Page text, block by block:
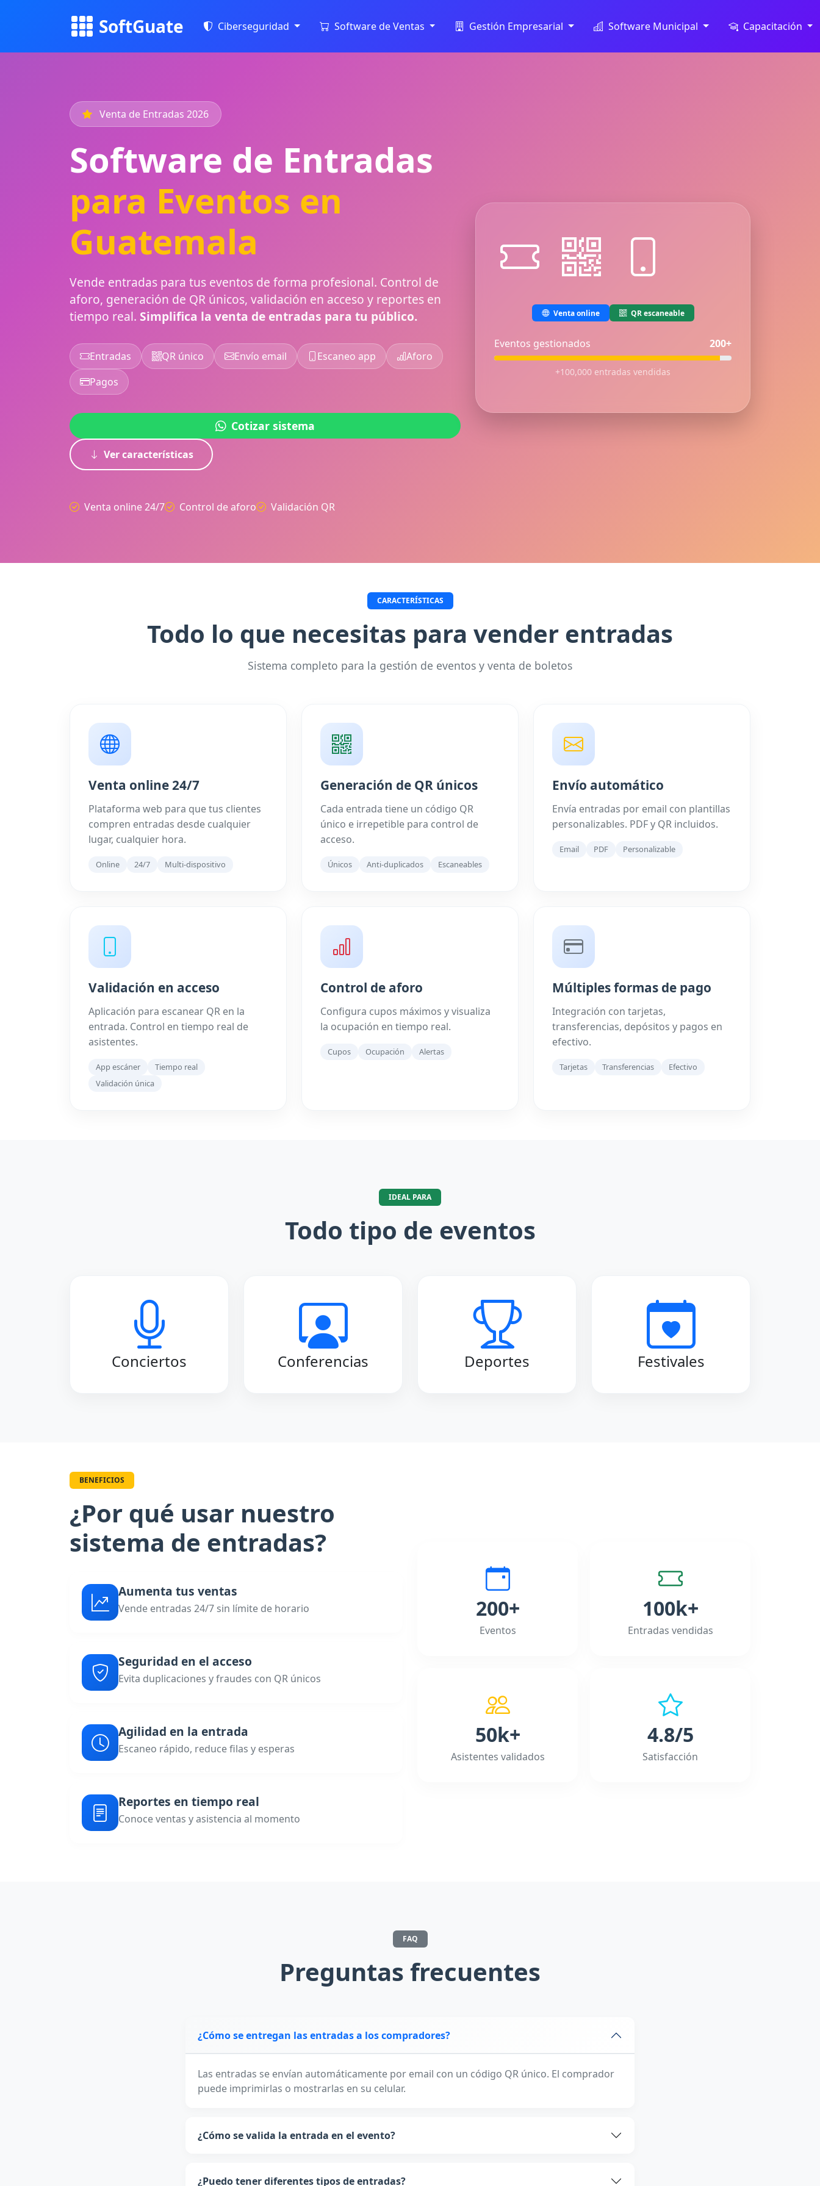
SoftGuate Ciberseguridad Software de Ventas Gestión Empresarial Software Municipal Capacitación
Venta de Entradas 2026
Software de Entradas
para Eventos en
Guatemala
Vende entradas para tus eventos de forma profesional. Control de
aforo, generación de QR únicos, validación en acceso y reportes en
tiempo real. Simplifica la venta de entradas para tu público.
Entradas QR único Envío email Escaneo app
Aforo
Pagos
Cotizar sistema
Ver características
Venta online 24/7 Control de aforo Validación QR
Venta online QR escaneable
Eventos gestionados 200+
+100,000 entradas vendidas
CARACTERÍSTICAS
Todo lo que necesitas para vender entradas
Sistema completo para la gestión de eventos y venta de boletos
Venta online 24/7
Plataforma web para que tus clientes
compren entradas desde cualquier
lugar, cualquier hora.
Online 24/7 Multi-dispositivo
Generación de QR únicos
Cada entrada tiene un código QR
único e irrepetible para control de
acceso.
Únicos Anti-duplicados Escaneables
Envío automático
Envía entradas por email con plantillas
personalizables. PDF y QR incluidos.
Email PDF Personalizable
Validación en acceso
Aplicación para escanear QR en la
entrada. Control en tiempo real de
asistentes.
App escáner
Tiempo real
Validación única
Control de aforo
Configura cupos máximos y visualiza
la ocupación en tiempo real.
Cupos Ocupación Alertas
Múltiples formas de pago
Integración con tarjetas,
transferencias, depósitos y pagos en
efectivo.
Tarjetas Transferencias Efectivo
IDEAL PARA
Todo tipo de eventos
Conciertos Conferencias Deportes Festivales
BENEFICIOS
¿Por qué usar nuestro
sistema de entradas?
Aumenta tus ventas
Vende entradas 24/7 sin límite de horario
Seguridad en el acceso
Evita duplicaciones y fraudes con QR únicos
Agilidad en la entrada
Escaneo rápido, reduce filas y esperas
Reportes en tiempo real
Conoce ventas y asistencia al momento
200+
Eventos
100k+
Entradas vendidas
50k+
Asistentes validados
4.8/5
Satisfacción
FAQ
Preguntas frecuentes
¿Cómo se entregan las entradas a los compradores?
Las entradas se envían automáticamente por email con un código QR único. El comprador
puede imprimirlas o mostrarlas en su celular.
¿Cómo se valida la entrada en el evento?
¿Puedo tener diferentes tipos de entradas?